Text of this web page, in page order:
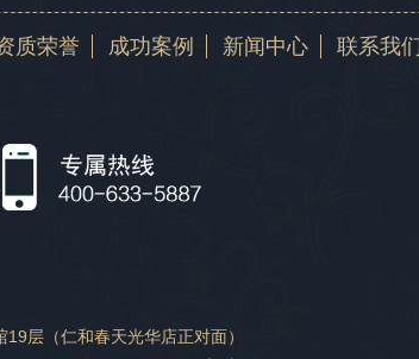
质荣誉 成功案例 新闻中心 联系我们
层（仁和春天光华店正对面）